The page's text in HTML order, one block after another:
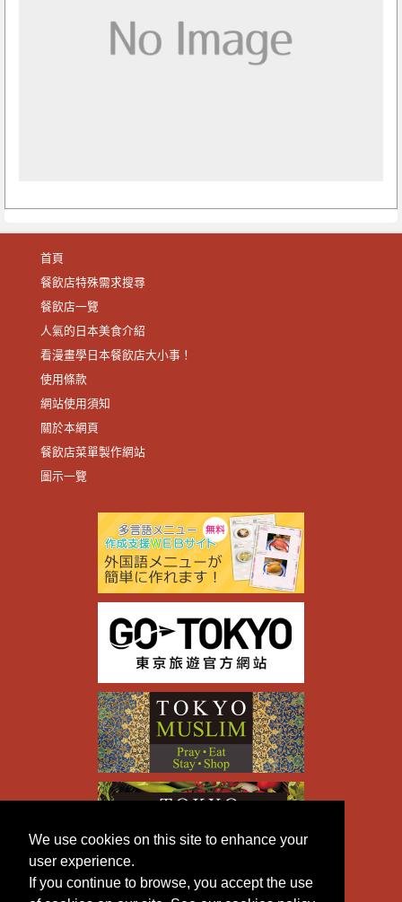
We use cookies on this site to enhance your
user experience.
If you continue to browse, you accept the use
首頁
餐飲店特殊需求搜尋
餐飲店一覽
人氣的日本美食介紹
看漫畫學日本餐飲店大小事！
使用條款
網站使用須知
關於本網頁
餐飲店菜單製作網站
圖示一覽